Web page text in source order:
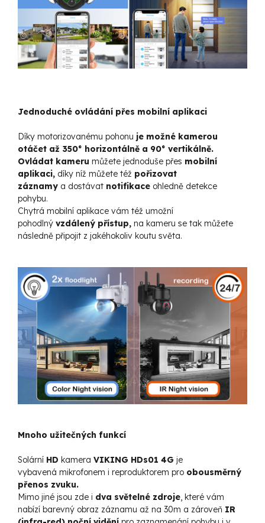
Jednoduché ovládání přes mobilní aplikaci
Díky motorizovanému pohonu je možné kamerou
otáčet až 350° horizontálně a 90° vertikálně.
Ovládat kameru můžete jednoduše přes mobilní
aplikaci, díky níž můžete též pořizovat
záznamy a dostávat notifikace ohledně detekce
pohybu.
Chytrá mobilní aplikace vám též umožní
pohodlný vzdálený přístup, na kameru se tak můžete
následně připojit z jakéhokoliv koutu světa.
Mnoho užitečných funkcí
Solární HD kamera VIKING HDs01 4G je
vybavená mikrofonem i reproduktorem pro obousměrný
přenos zvuku.
Mimo jiné jsou zde i dva světelné zdroje, které vám
nabízí barevný obraz záznamu až na 30m a zároveň IR